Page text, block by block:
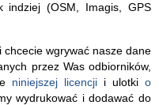
indziej (OSM, Imagis, GPS
chcecie wgrywać nasze dane
przez Was odbiorników,
niniejszej licencji i ulotki o
wydrukować i dodawać do